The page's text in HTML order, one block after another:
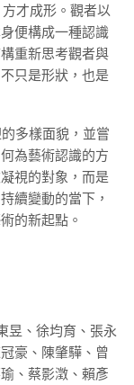
才成形。觀者以
便構成一種認識
重新思考觀者與
只是形狀，也是
多樣面貌，並嘗
為藝術認識的方
視的對象，而是
續變動的當下，
的新起點。
昱、徐均育、張永
豪、陳肇驊、曾
、蔡影澂、賴彥